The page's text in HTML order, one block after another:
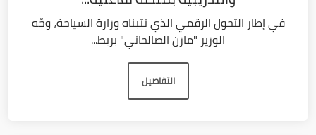
في إطار التحول الرقمي الذي تتبناه وزارة السياحة، وجّه
الوزير "مازن الصالحاني" بربط...
التفاصيل